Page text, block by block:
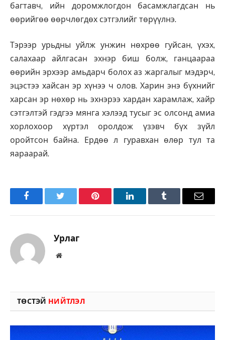
багтавч, ийн доромжлогдон басамжлагдсан нь
өөрийгөө өөрчлөгдөх сэтгэлийг төрүүлнэ.
Тэрээр урьдны уйлж унжин нөхрөө гуйсан, үхэх,
салахаар айлгасан эхнэр биш болж, ганцаараа
өөрийн эрхээр амьдарч болох аз жаргалыг мэдэрч,
эцэстээ хайсан эр хүнээ ч олов. Харин энэ бүхнийг
харсан эр нөхөр нь эхнэрээ хардан харамлаж, хайр
сэтгэлтэй гэдгээ мянга хэлээд тусыг эс олсонд амиа
хорлохоор хүртэл оролдож үзэвч бүх зүйл
оройтсон байна. Ердөө л гуравхан өлөр тул та
яараарай.
FacebookTwitter Pinterest LinkedInTumblr Имэйл
Урлаг
Вэбсайт
ТӨСТЭЙ НИЙТЛЭЛ